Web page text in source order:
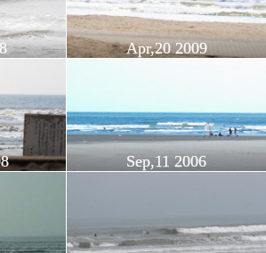
Apr,20 2009
Sep,11 2006